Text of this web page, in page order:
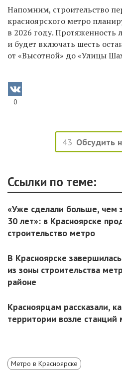
Напомним, строительство
красноярского метро
в 2026 году. Протяженность
и будет включать шесть
от «Высотной» до «Улицы
0
43 Обсудить
Ссылки по теме:
«Уже сделали больше, чем
30 лет»: в Красноярске
строительство метро
В Красноярске
из зоны строительства
районе
Красноярцам рассказали,
территории возле станций
Метро в Красноярске